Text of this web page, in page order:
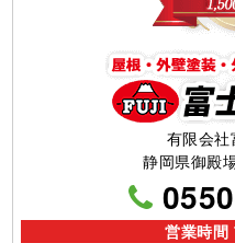
有限会
静岡県御殿
営業時